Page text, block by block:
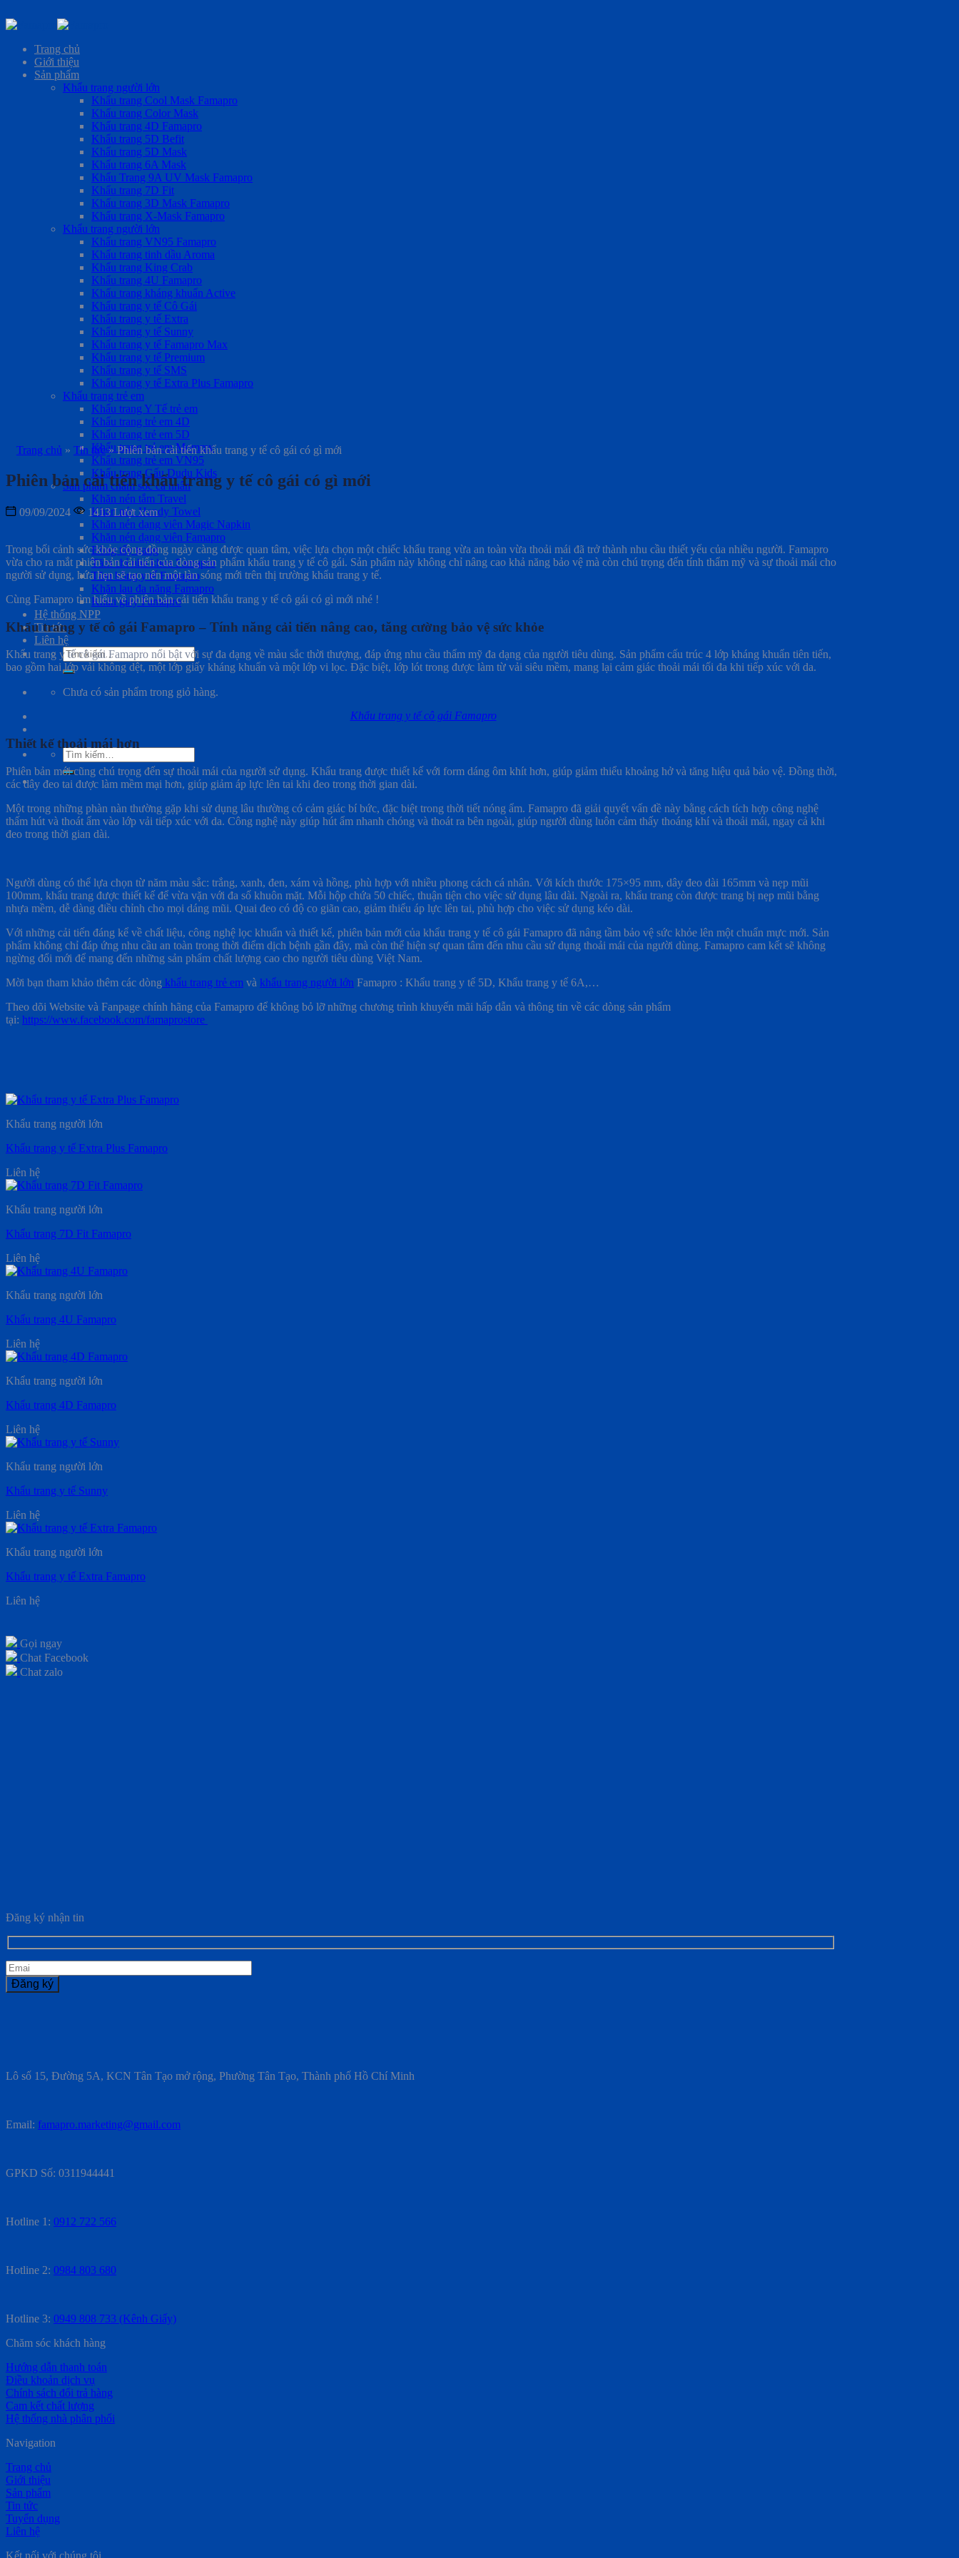
Skip
contentTrang chủ
Giới thiệu
Sản phẩm
Khẩu trang người lớn
Khẩu trang Cool Mask Famapro
Khẩu trang Color Mask
Khẩu trang 4D Famapro
Khẩu trang 5D Befit
Khẩu trang 5D Mask
Khẩu trang 6A Mask
Khẩu Trang 9A UV Mask Famapro
Khẩu trang 7D Fit
Khẩu trang 3D Mask Famapro
Khẩu trang X-Mask Famapro
Khẩu trang người lớn
Khẩu trang VN95 Famapro
Khẩu trang tinh dầu Aroma
Khẩu trang King Crab
Khẩu trang 4U Famapro
Khẩu trang kháng khuẩn Active
Khẩu trang y tế Cô Gái
Khẩu trang y tế Extra
Khẩu trang y tế Sunny
Khẩu trang y tế Famapro Max
Khẩu trang y tế Premium
Khẩu trang y tế SMS
Khẩu trang y tế Extra Plus Famapro
Khẩu trang trẻ em
Khẩu trang Y Tế trẻ em
Khẩu trang trẻ em 4D
Khẩu trang trẻ em 5D
Khẩu trang trẻ em Mommy
Khẩu trang trẻ em VN95
Khẩu trang Gấu Dudu Kids
Sản phẩm chăm sóc cá nhân
Khăn nén tắm Travel
Khăn nén Handy Towel
Khăn nén dạng viên Magic Napkin
Khăn nén dạng viên Famapro
Bông tẩy trang
Tăm chỉ nha khoa Famapro
Tăm bông y tế Famapro
Khăn lau đa năng Famapro
Khăn giấy Famapro
Hệ thống NPP
Tin tức
Liên hệ
Tìm
kiếm:
Chưa có sản phẩm trong giỏ hàng.
Tìm
kiếm:
Trang chủ » Tin tức»Phiên bản cải tiến khẩu trang y tế cô gái có gì mới
Phiên bản cải tiến khẩu trang y tế cô gái có gì mới
09/09/2024 1413 Lượt xem
Trong bối cảnh sức khỏe cộng đồng ngày càng được quan tâm, việc lựa chọn một chiếc khẩu trang vừa an toàn vừa thoải mái đã trở thành nhu cầu thiết yếu của nhiều người. Famapro
vừa cho ra mắt phiên bản cải tiến của dòng sản phẩm khẩu trang y tế cô gái. Sản phẩm này không chỉ nâng cao khả năng bảo vệ mà còn chú trọng đến tính thẩm mỹ và sự thoải mái cho
người sử dụng, hứa hẹn sẽ tạo nên một làn sóng mới trên thị trường khẩu trang y tế.
Cùng Famapro tìm hiểu về phiên bản cải tiến khẩu trang y tế cô gái có gì mới nhé !
Khẩu trang y tế cô gái Famapro – Tính năng cải tiến nâng cao, tăng cường bảo vệ sức khỏe
Khẩu trang y tế cô gái Famapro nổi bật với sự đa dạng về màu sắc thời thượng, đáp ứng nhu cầu thẩm mỹ đa dạng của người tiêu dùng. Sản phẩm cấu trúc 4 lớp kháng khuẩn tiên tiến,
bao gồm hai lớp vải không dệt, một lớp giấy kháng khuẩn và một lớp vi lọc. Đặc biệt, lớp lót trong được làm từ vải siêu mềm, mang lại cảm giác thoải mái tối đa khi tiếp xúc với da.
Khẩu trang y tế cô gái Famapro
Thiết kế thoải mái hơn
Phiên bản mới cũng chú trọng đến sự thoải mái của người sử dụng. Khẩu trang được thiết kế với form dáng ôm khít hơn, giúp giảm thiểu khoảng hở và tăng hiệu quả bảo vệ. Đồng thời,
các dây đeo tai được làm mềm mại hơn, giúp giảm áp lực lên tai khi đeo trong thời gian dài.
Một trong những phàn nàn thường gặp khi sử dụng lâu thường có cảm giác bí bức, đặc biệt trong thời tiết nóng ẩm. Famapro đã giải quyết vấn đề này bằng cách tích hợp công nghệ
thấm hút và thoát ẩm vào lớp vải tiếp xúc với da. Công nghệ này giúp hút ẩm nhanh chóng và thoát ra bên ngoài, giúp người dùng luôn cảm thấy thoáng khí và thoải mái, ngay cả khi
đeo trong thời gian dài.
Người dùng có thể lựa chọn từ năm màu sắc: trắng, xanh, đen, xám và hồng, phù hợp với nhiều phong cách cá nhân. Với kích thước 175×95 mm, dây đeo dài 165mm và nẹp mũi
100mm, khẩu trang được thiết kế để vừa vặn với đa số khuôn mặt. Mỗi hộp chứa 50 chiếc, thuận tiện cho việc sử dụng lâu dài. Ngoài ra, khẩu trang còn được trang bị nẹp mũi bằng
nhựa mềm, dễ dàng điều chỉnh cho mọi dáng mũi. Quai đeo có độ co giãn cao, giảm thiểu áp lực lên tai, phù hợp cho việc sử dụng kéo dài.
Với những cải tiến đáng kể về chất liệu, công nghệ lọc khuẩn và thiết kế, phiên bản mới của khẩu trang y tế cô gái Famapro đã nâng tầm bảo vệ sức khỏe lên một chuẩn mực mới. Sản
phẩm không chỉ đáp ứng nhu cầu an toàn trong thời điểm dịch bệnh gần đây, mà còn thể hiện sự quan tâm đến nhu cầu sử dụng thoải mái của người dùng. Famapro cam kết sẽ không
ngừng đổi mới để mang đến những sản phẩm chất lượng cao cho người tiêu dùng Việt Nam.
Mời bạn tham khảo thêm các dòng khẩu trang trẻ em và khẩu trang người lớn Famapro : Khẩu trang y tế 5D, Khẩu trang y tế 6A,…
Theo dõi Website và Fanpage chính hãng của Famapro để không bỏ lỡ những chương trình khuyến mãi hấp dẫn và thông tin về các dòng sản phẩm
tại: https://www.facebook.com/famaprostore
Khẩu trang người lớn
Khẩu trang y tế Extra Plus Famapro
Liên hệ
Khẩu trang người lớn
Khẩu trang 7D Fit Famapro
Liên hệ
Khẩu trang người lớn
Khẩu trang 4U Famapro
Liên hệ
Khẩu trang người lớn
Khẩu trang 4D Famapro
Liên hệ
Khẩu trang người lớn
Khẩu trang y tế Sunny
Liên hệ
Khẩu trang người lớn
Khẩu trang y tế Extra Famapro
Liên hệ
Gọi ngay
Chat Facebook
Chat zalo
Đăng ký nhận tin
Lô số 15, Đường 5A, KCN Tân Tạo mở rộng, Phường Tân Tạo, Thành phố Hồ Chí Minh
Email: famapro.marketing@gmail.com
GPKD Số: 0311944441
Hotline 1: 0912 722 566
Hotline 2: 0984 803 680
Hotline 3: 0949 808 733 (Kênh Giấy)
Chăm sóc khách hàng
Hướng dẫn thanh toán
Điều khoản dịch vụ
Chính sách đổi trả hàng
Cam kết chất lượng
Hệ thống nhà phân phối
Navigation
Trang chủ
Giới thiệu
Sản phẩm
Tin tức
Tuyển dụng
Liên hệ